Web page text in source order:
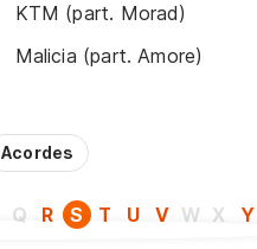
KTM (part. Morad)
Malicia (part. Amore)
Acordes
Q R S T U V W X Y